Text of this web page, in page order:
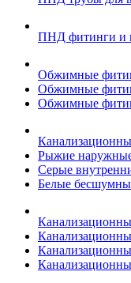
ПНД фитинги и
Обжимные
Обжимные
Обжимные
Рыжие
Серые
Белые